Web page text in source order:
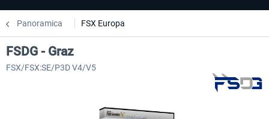
Panoramica FSX Europa
FSDG - Graz
FSX/FSX:SE/P3D V4/V5